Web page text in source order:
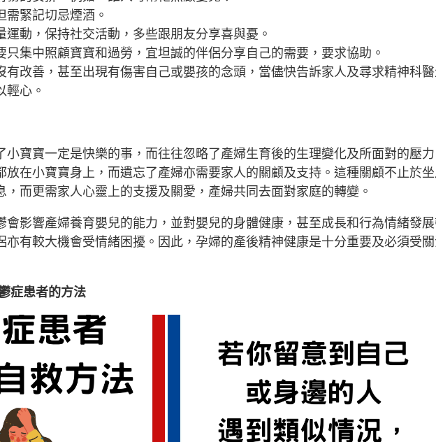
需緊記切忌煙酒。
運動，保持社交活動，多些跟朋友分享喜與憂。
只集中照顧寶寶和過勞，宜坦誠的伴侶分享自己的需要，要求協助。
有改善，甚至出現有傷害自己或嬰孩的念頭，當儘快告訴家人及尋求精神科
輕心。
小寶寶一定是快樂的事，而往往忽略了產婦生育後的生理變化及所面對的壓
放在小寶寶身上，而遺忘了產婦亦需要家人的關顧及支持。這種關顧不止於
，而更需家人心靈上的支援及關愛，產婦共同去面對家庭的轉變。
會影響產婦養育嬰兒的能力，並對嬰兒的身體健康，甚至成長和行為情緒發
亦有較大機會受情緒困擾。因此，孕婦的產後精神健康是十分重要及必須受
症患者的方法